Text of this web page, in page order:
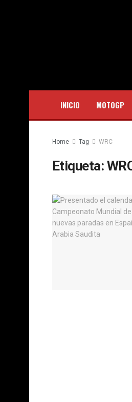
INICIO MOTOGP
Home Tag WRC
Etiqueta: